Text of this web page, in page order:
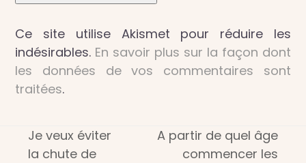
Ce site utilise Akismet pour réduire les
indésirables. En savoir plus sur la façon dont
les données de vos commentaires sont
traitées.
Je veux éviter
la chute de
A partir de quel âge
commencer les